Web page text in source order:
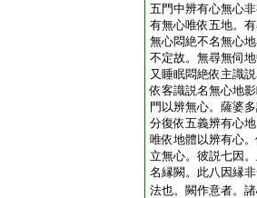
五門中辨有心無心
有無心唯依五地。
無心悶絶不名無心
不定故。無尋無伺
又睡眠悶絶依主識
依客識説名無心地
門以辨無心。薩婆
分復依五義辨有心
唯依地體以辨有心
立無心。彼説七因
名縁闕。此八因縁
法也。闕作意者。